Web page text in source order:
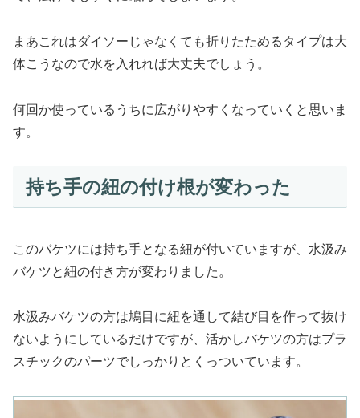
まあこれはダイソーじゃなくても折りたためるタイプは大
体こうなので水を入れれば大丈夫でしょう。
何回か使っているうちに広がりやすくなっていくと思いま
す。
持ち手の紐の付け根が変わった
このバケツには持ち手となる紐が付いていますが、水汲み
バケツと紐の付き方が変わりました。
水汲みバケツの方は鳩目に紐を通して結び目を作って抜け
ないようにしているだけですが、活かしバケツの方はプラ
スチックのパーツでしっかりとくっついています。